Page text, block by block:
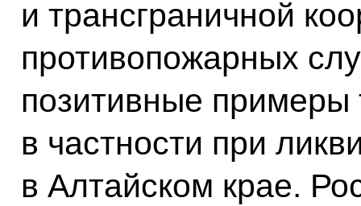
и трансграничной
противопожарных
позитивные примеры
в частности при
в Алтайском крае.